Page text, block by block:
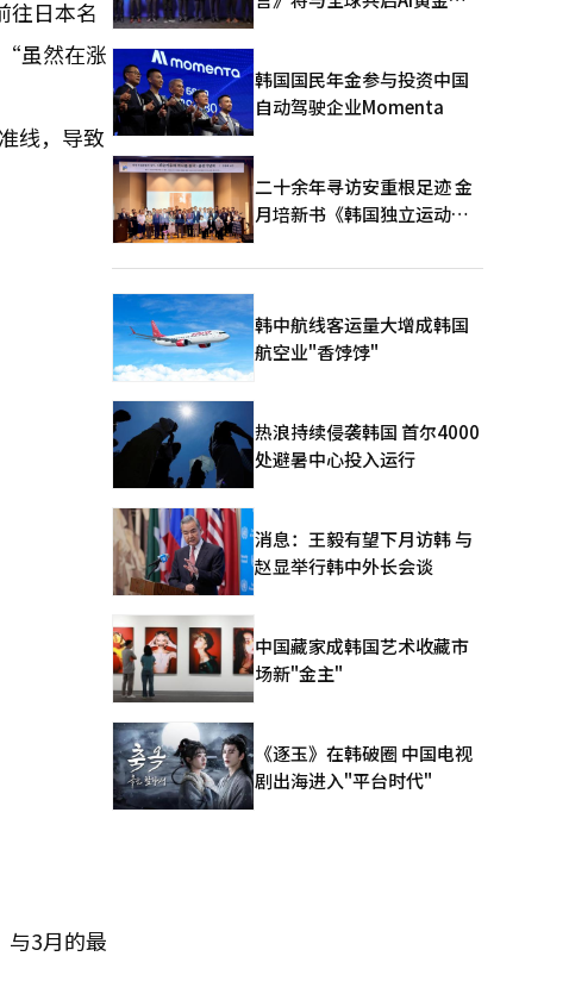
往日本名
虽然在涨
线，导致
与3月的最
韩国国民年金参与投资中国
自动驾驶企业Momenta
二十余年寻访安重根足迹 金
月培新书《韩国独立运动圣
版
韩中航线客运量大增成韩国
航空业"香饽饽"
热浪持续侵袭韩国 首尔4000
处避暑中心投入运行
消息：王毅有望下月访韩 与
赵显举行韩中外长会谈
中国藏家成韩国艺术收藏市
场新"金主"
《逐玉》在韩破圈 中国电视
剧出海进入"平台时代"